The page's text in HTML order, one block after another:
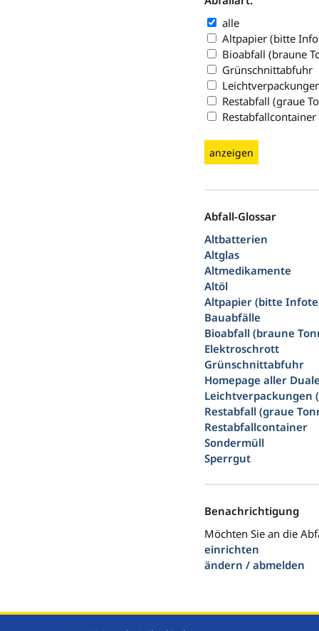
alle
Altpapier (bitte
Bioabfall (braune
Grünschnittabfuhr
Restabfall (graue
Restabfallcontainer
anzeigen
Abfall-Glossar
Altbatterien
Altglas
Altmedikamente
Altöl
Altpapier (bitte
Bauabfälle
Bioabfall (braune
Elektroschrott
Grünschnittabfuhr
Homepage aller
Leichtverpackungen
Restabfall (graue
Restabfallcontainer
Sondermüll
Sperrgut
Benachrichtigung
Möchten Sie an die
einrichten
ändern / abmelden